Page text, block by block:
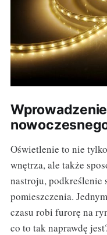
Oświetlenie to nie
wnętrza, ale także
nastroju, podkreślenie
pomieszczenia.
czasu robi furorę na
co to tak naprawdę